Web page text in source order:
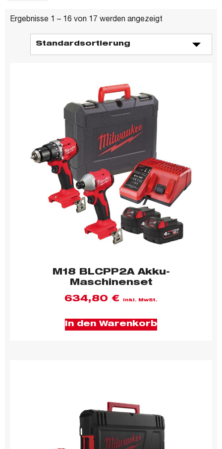
Ergebnisse 1 – 16 von 17 werden angezeigt
M18 BLCPP2A Akku-
Maschinenset
634,80 € inkl. MwSt.
In den Warenkorb